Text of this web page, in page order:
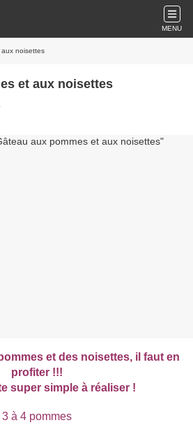
MENU
noisettes
et aux noisettes
et des noisettes, il faut en
profiter !!!
super simple à réaliser !
3 à 4 pommes